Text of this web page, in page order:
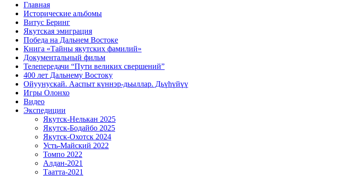
Главная
Исторические альбомы
Витус Беринг
Якутская эмиграция
Победа на Дальнем Востоке
Книга «Тайны якутских фамилий»
Документальный фильм
Телепередачи “Пути великих свершений”
400 лет Дальнему Востоку
Ойуунускай. Ааспыт күннэр-дьыллар. Дьүһүйүү
Игры Олонхо
Видео
Экспедиции
Якутск-Нелькан 2025
Якутск-Бодайбо 2025
Якутск-Охотск 2024
Усть-Майский 2022
Томпо 2022
Алдан-2021
Таатта-2021